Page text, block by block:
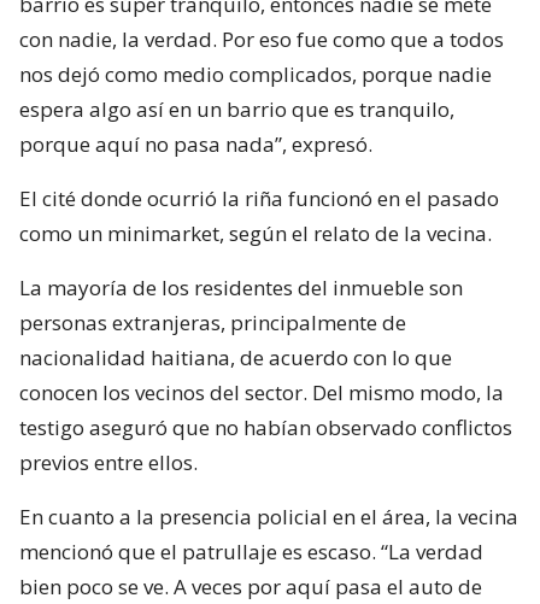
con nadie, la verdad. Por eso fue como que a todos
nos dejó como medio complicados, porque nadie
espera algo así en un barrio que es tranquilo,
porque aquí no pasa nada”, expresó.
El cité donde ocurrió la riña funcionó en el pasado
como un minimarket, según el relato de la vecina.
La mayoría de los residentes del inmueble son
personas extranjeras, principalmente de
nacionalidad haitiana, de acuerdo con lo que
conocen los vecinos del sector. Del mismo modo, la
testigo aseguró que no habían observado conflictos
previos entre ellos.
En cuanto a la presencia policial en el área, la vecina
mencionó que el patrullaje es escaso. “La verdad
bien poco se ve. A veces por aquí pasa el auto de